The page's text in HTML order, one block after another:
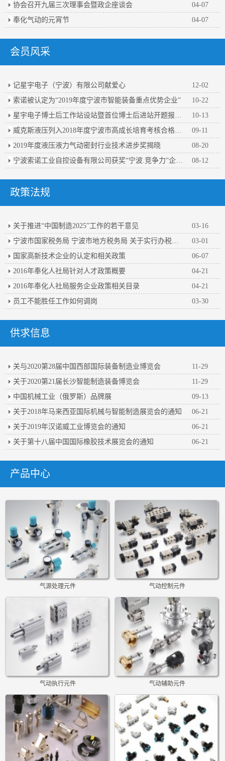
协会召开九届三次理事会暨政企座谈会
04-07
奉化气动的元宵节
04-07
会员风采
记星宇电子（宁波）有限公司献爱心
12-02
索诺被认定为“2019年度宁波市智能装备重点优势企业”
10-22
10-13
09-11
2019年度液压液力气动密封行业技术进步奖揭晓
08-20
08-12
政策法规
关于推进“中国制造2025”工作的若干意见
03-16
03-01
国家高新技术企业的认定和相关政策
06-07
2016年奉化人社局针对人才政策概要
04-21
2016年奉化人社局服务企业政策相关目录
04-21
员工不能胜任工作如何调岗
03-30
供求信息
关与2020第28届中国西部国际装备制造业博览会
11-29
关于2020第21届长沙智能制造装备博览会
11-29
中国机械工业（俄罗斯）品牌展
09-13
关于2018年马来西亚国际机械与智能制造展览会的通知
06-21
关于2019年汉诺威工业博览会的通知
06-21
关于第十八届中国国际橡胶技术展览会的通知
06-21
产品中心
气源处理元件 气动控制元件
气动执行元件 气动辅助元件